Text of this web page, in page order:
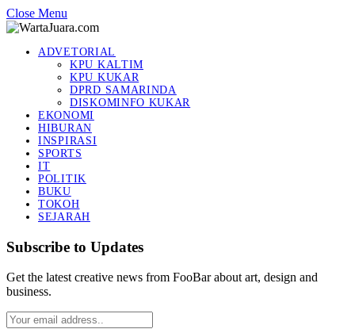
Close Menu
ADVETORIAL
KPU KALTIM
KPU KUKAR
DPRD SAMARINDA
DISKOMINFO KUKAR
EKONOMI
HIBURAN
INSPIRASI
SPORTS
IT
POLITIK
BUKU
TOKOH
SEJARAH
Subscribe to Updates
Get the latest creative news from FooBar about art, design and
business.